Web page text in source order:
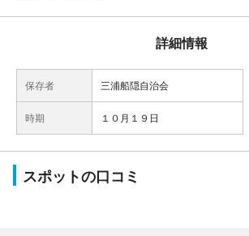
詳細情報
保存者 三浦船隠自治会
時期 １０月１９日
スポットの口コミ